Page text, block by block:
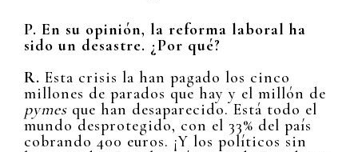
P. En su opinión, la reforma laboral ha
sido un desastre. ¿Por qué?
R. Esta crisis la han pagado los cinco
millones de parados que hay y el millón de
pymes que han desaparecido. Está todo el
mundo desprotegido, con el 33% del país
cobrando 400 euros. ¡Y los políticos sin